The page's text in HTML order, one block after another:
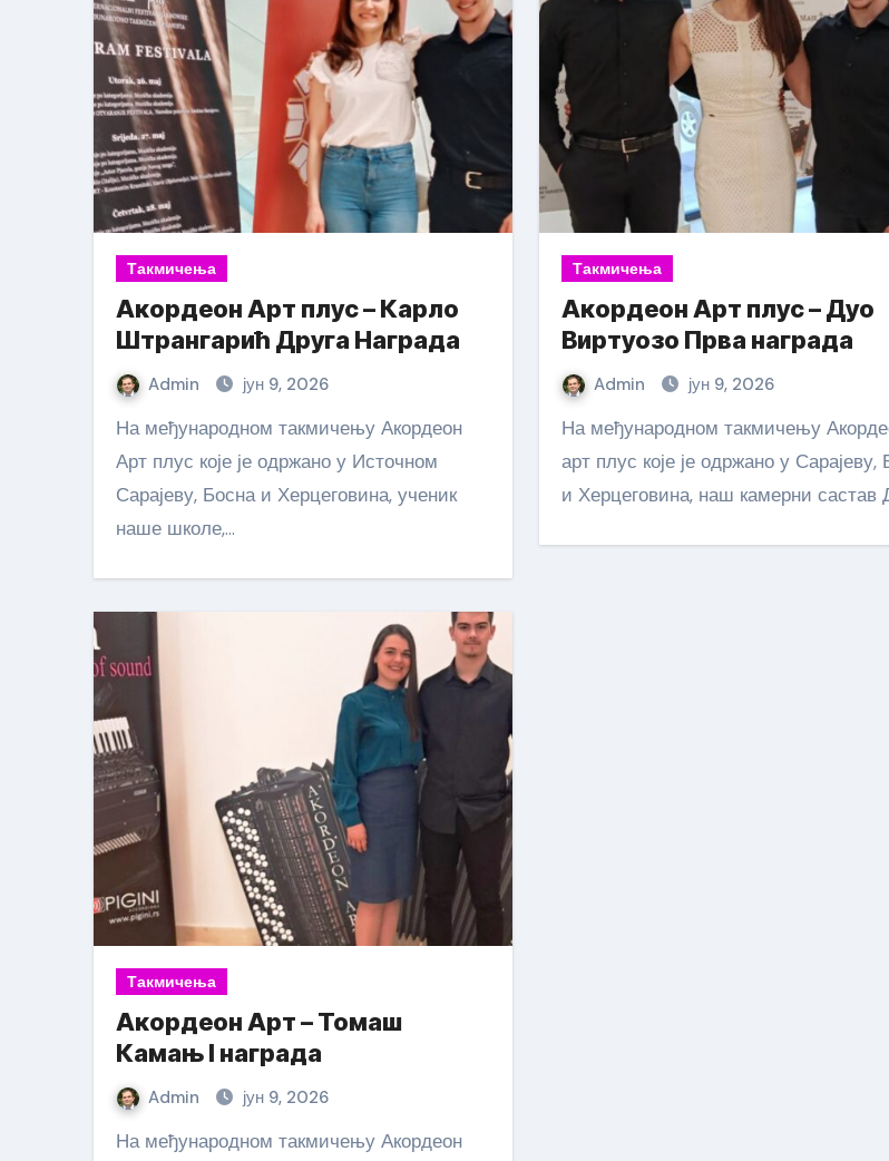
Такмичења
Акордеон Арт плус – Карло
Штрангарић Друга Награда
Admin јун 9, 2026
На међународном такмичењу Акордеон
Арт плус које је одржано у Источном
Сарајеву, Босна и Херцеговина, ученик
наше школе,…
Такмичења
Акордеон Арт плус – Дуо
Виртуозо Прва награда
Admin јун 9, 2026
На међународном такмичењу Акордеон
арт плус које је одржано у Сарајеву,
и Херцеговина, наш камерни састав
Такмичења
Акордеон Арт – Томаш
Камањ I награда
Admin јун 9, 2026
На међународном такмичењу Акордеон